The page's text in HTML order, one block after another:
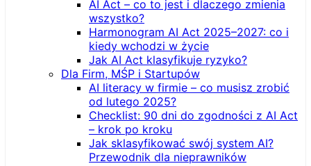
AI Act – co to jest i dlaczego zmienia
wszystko?
Harmonogram AI Act 2025–2027: co i
kiedy wchodzi w życie
Jak AI Act klasyfikuje ryzyko?
Dla Firm, MŚP i Startupów
AI literacy w firmie – co musisz zrobić
od lutego 2025?
Checklist: 90 dni do zgodności z AI Act
– krok po kroku
Jak sklasyfikować swój system AI?
Przewodnik dla nieprawników